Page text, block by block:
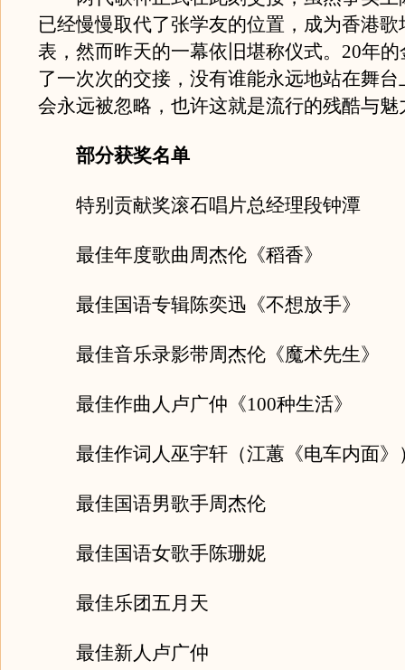
已经慢慢取代了张学友的位置，成为香港歌
表，然而昨天的一幕依旧堪称仪式。20年
了一次次的交接，没有谁能永远地站在舞台
会永远被忽略，也许这就是流行的残酷与魅
部分获奖名单
特别贡献奖滚石唱片总经理段钟潭
最佳年度歌曲周杰伦《稻香》
最佳国语专辑陈奕迅《不想放手》
最佳音乐录影带周杰伦《魔术先生》
最佳作曲人卢广仲《100种生活》
最佳作词人巫宇轩（江蕙《电车内面》
最佳国语男歌手周杰伦
最佳国语女歌手陈珊妮
最佳乐团五月天
最佳新人卢广仲